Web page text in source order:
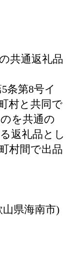
共通返礼品
条第8号イ
村と共同で
を共通の
返礼品とし
村間で出品
県海南市)